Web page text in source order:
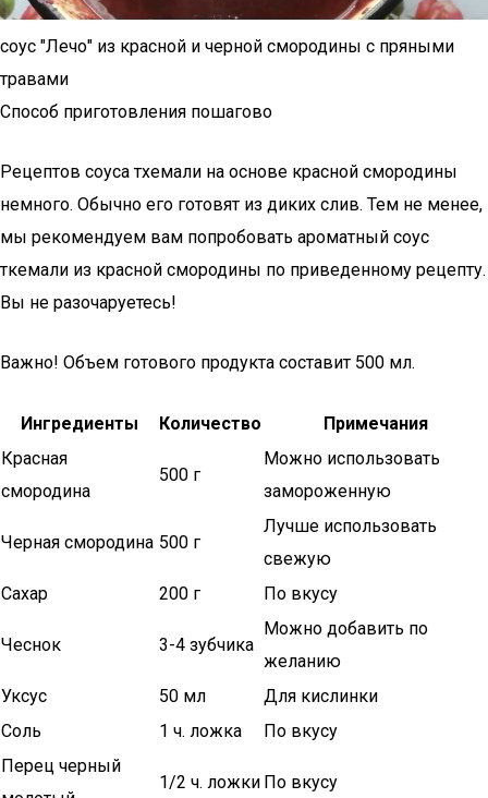
соус "Лечо" из красной и черной смородины с пряными
травами
Способ приготовления пошагово
Рецептов соуса тхемали на основе красной смородины
немного. Обычно его готовят из диких слив. Тем не менее,
мы рекомендуем вам попробовать ароматный соус
ткемали из красной смородины по приведенному рецепту.
Вы не разочаруетесь!
Важно! Объем готового продукта составит 500 мл.
Ингредиенты Количество
Примечания
Красная
смородина
500 г
Можно использовать
замороженную
Черная смородина 500 г
Лучше использовать
свежую
Сахар
200 г По вкусу
Чеснок 3-4 зубчика
Можно добавить по
желанию
Уксус
50 мл
Для кислинки
Соль
1 ч. ложка
По вкусу
Перец черный
1/2 ч. ложки По вкусу